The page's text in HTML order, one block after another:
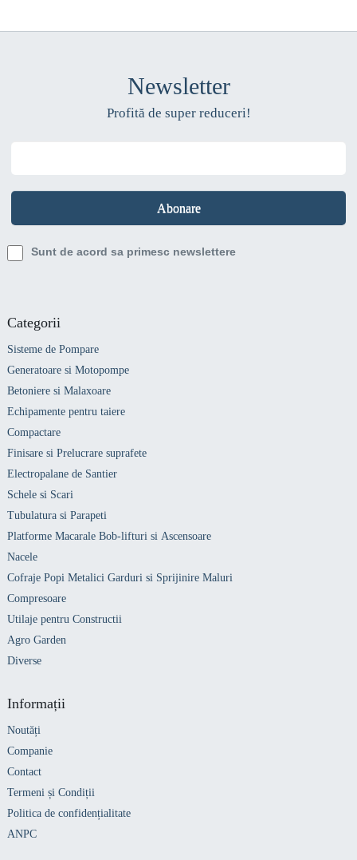
Newsletter
Profită de super reduceri!
Sunt de acord sa primesc newslettere
Categorii
Sisteme de Pompare
Generatoare si Motopompe
Betoniere si Malaxoare
Echipamente pentru taiere
Compactare
Finisare si Prelucrare suprafete
Electropalane de Santier
Schele si Scari
Tubulatura si Parapeti
Platforme Macarale Bob-lifturi si Ascensoare
Nacele
Cofraje Popi Metalici Garduri si Sprijinire Maluri
Compresoare
Utilaje pentru Constructii
Agro Garden
Diverse
Informații
Noutăți
Companie
Contact
Termeni și Condiții
Politica de confidențialitate
ANPC